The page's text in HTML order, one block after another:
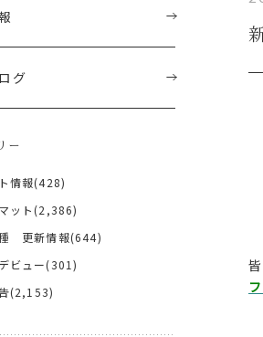
グ
ー
情報(428)
ット (2,386)
更新情報(644)
ビュー(301)
(2,153)